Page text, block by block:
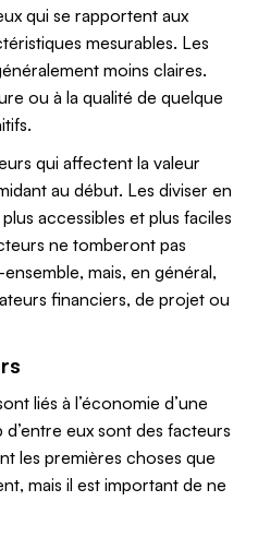
qui se rapportent aux
mesurables. Les
moins claires.
ou à la qualité de quelque
qui affectent la valeur
au début. Les diviser en
accessibles et plus faciles
ne tomberont pas
mais, en général,
financiers, de projet ou
liés à l’économie d’une
eux sont des facteurs
les premières choses que
mais il est important de ne